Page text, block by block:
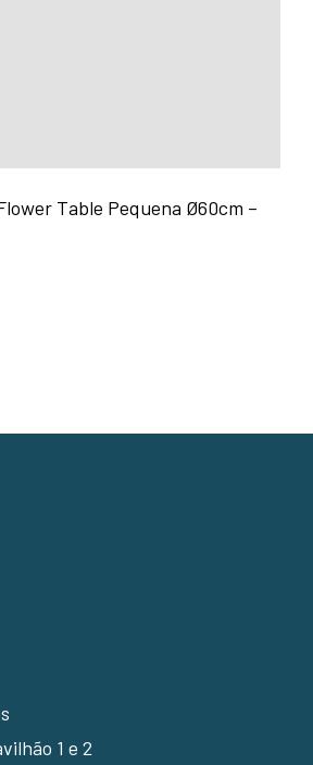
Table Pequena Ø60cm –
1 e 2